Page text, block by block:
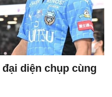
diện chụp cùng